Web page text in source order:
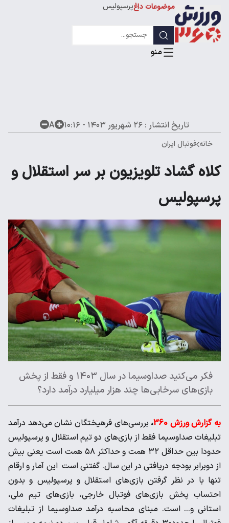
موضوعات داغپرسپولیس
لیگ قهرمانان
تاریخ انتشار : ۲۶ شهریور ۱۴۰۳ - ۱۰:۱۶ A
خانه فوتبال ایران
کلاه گشاد تلویزیون بر سر استقلال و
پرسپولیس
فکر می‌کنید صداوسیما در سال ۱۴۰۳ و فقط از پخش
بازی‌های سرخابی‌ها چند هزار میلیارد درآمد دارد؟
به گزارش ورزش 360 ، بررسی‌های فرهیختگان نشان می‌دهد درآمد
تبلیغات صداوسیما فقط از بازی‌های دو تیم استقلال و پرسپولیس
حدودا بین حداقل ۳۲ همت و حداکثر ۵۸ همت است یعنی بیش
از دوبرابر بودجه دریافتی در این سال. گفتنی است این آمار و ارقام
تنها با در نظر گرفتن بازی‌های استقلال و پرسپولیس و بدون
احتساب پخش بازی‌های فوتبال خارجی، بازی‌های تیم ملی،
استانی و... است. مبنای محاسبه درآمد صداوسیما از تبلیغات